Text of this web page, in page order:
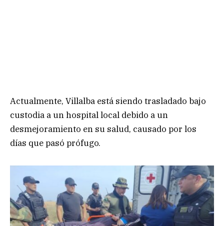
Actualmente, Villalba está siendo trasladado bajo
custodia a un hospital local debido a un
desmejoramiento en su salud, causado por los
días que pasó prófugo.